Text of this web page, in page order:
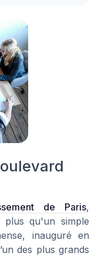
de Paris,
plus qu'un simple
inauguré en
des plus grands